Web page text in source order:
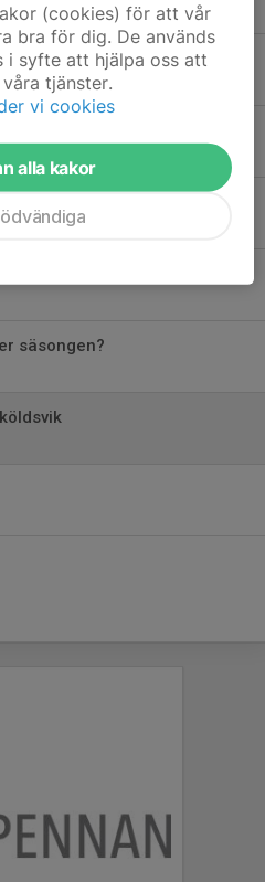
Skiteam cup
säsongen?
(cookies) för att vår
bra för dig. De används
i syfte att hjälpa oss att
tjänster.
vi cookies
alla kakor